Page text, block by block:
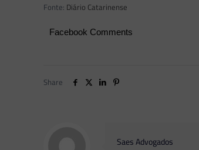
Fonte: Diário Catarinense
Facebook Comments
Share
Saes Advogados